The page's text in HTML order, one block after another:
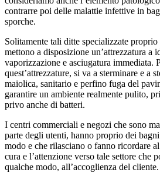
contrarre poi delle malattie infettive in
sporche.
Solitamente tali ditte specializzate
mettono a disposizione un’attrezzatura a
vaporizzazione e asciugatura immediata.
quest’attrezzature, si va a sterminare e a
maiolica, sanitario e perfino fuga del
garantire un ambiente realmente pulito,
privo anche di batteri.
I centri commerciali e negozi che sono
parte degli utenti, hanno proprio dei
modo e che rilasciano o fanno ricordare
cura e l’attenzione verso tale settore che
qualche modo, all’accoglienza del cliente.